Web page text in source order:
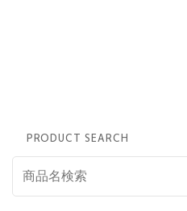
PRODUCT SEARCH